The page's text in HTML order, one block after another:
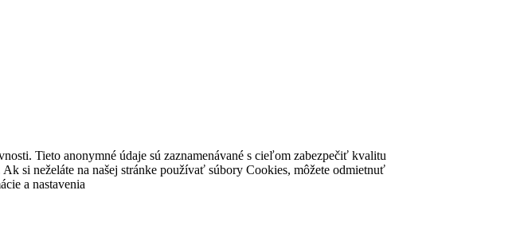
Tieto anonymné údaje sú zaznamenávané s cieľom zabezpečiť kvalitu
si neželáte na našej stránke používať súbory Cookies, môžete odmietnuť
a nastavenia